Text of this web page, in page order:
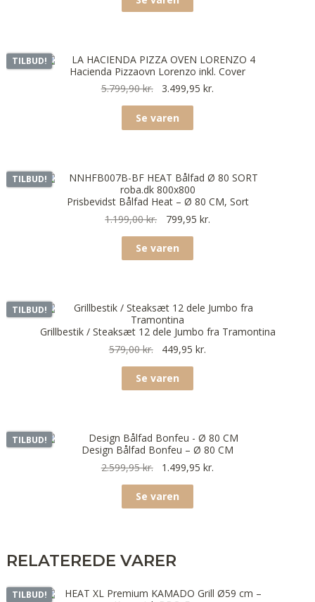
Hacienda Pizzaovn Lorenzo inkl. Cover
TILBUD!
5.799,90kr. 3.499,95kr.
Se varen
Prisbevidst Bålfad Heat – Ø 80 CM, Sort
TILBUD!
1.199,00kr. 799,95 kr.
Se varen
Grillbestik / Steaksæt 12 dele Jumbo fra Tramontina
TILBUD!
579,00kr. 449,95kr.
Se varen
Design Bålfad Bonfeu – Ø 80 CM
TILBUD!
2.599,95kr. 1.499,95kr.
Se varen
RELATEREDE VARER
TILBUD!